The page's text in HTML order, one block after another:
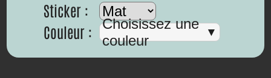
Sticker :
Couleur :
Choisissez une
couleur